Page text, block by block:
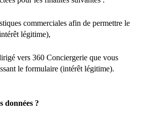
commerciales afin de permettre le
légitime),
vers 360 Conciergerie que vous
le formulaire (intérêt légitime).
données ?